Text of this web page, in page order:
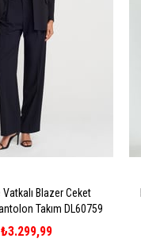
Blazer Ceket
Takım DL60759
₺3.299,99